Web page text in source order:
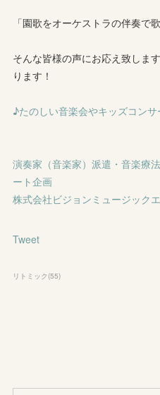
「園歌をオーケストラの伴奏で
そんな皆様の声にお応え致しま
ります！
♪たのしい音楽会やキッズコン
演奏家（音楽家）派遣・音楽療
ート企画
株式会社ビジョンミュージック
Tweet
リトミック (55)